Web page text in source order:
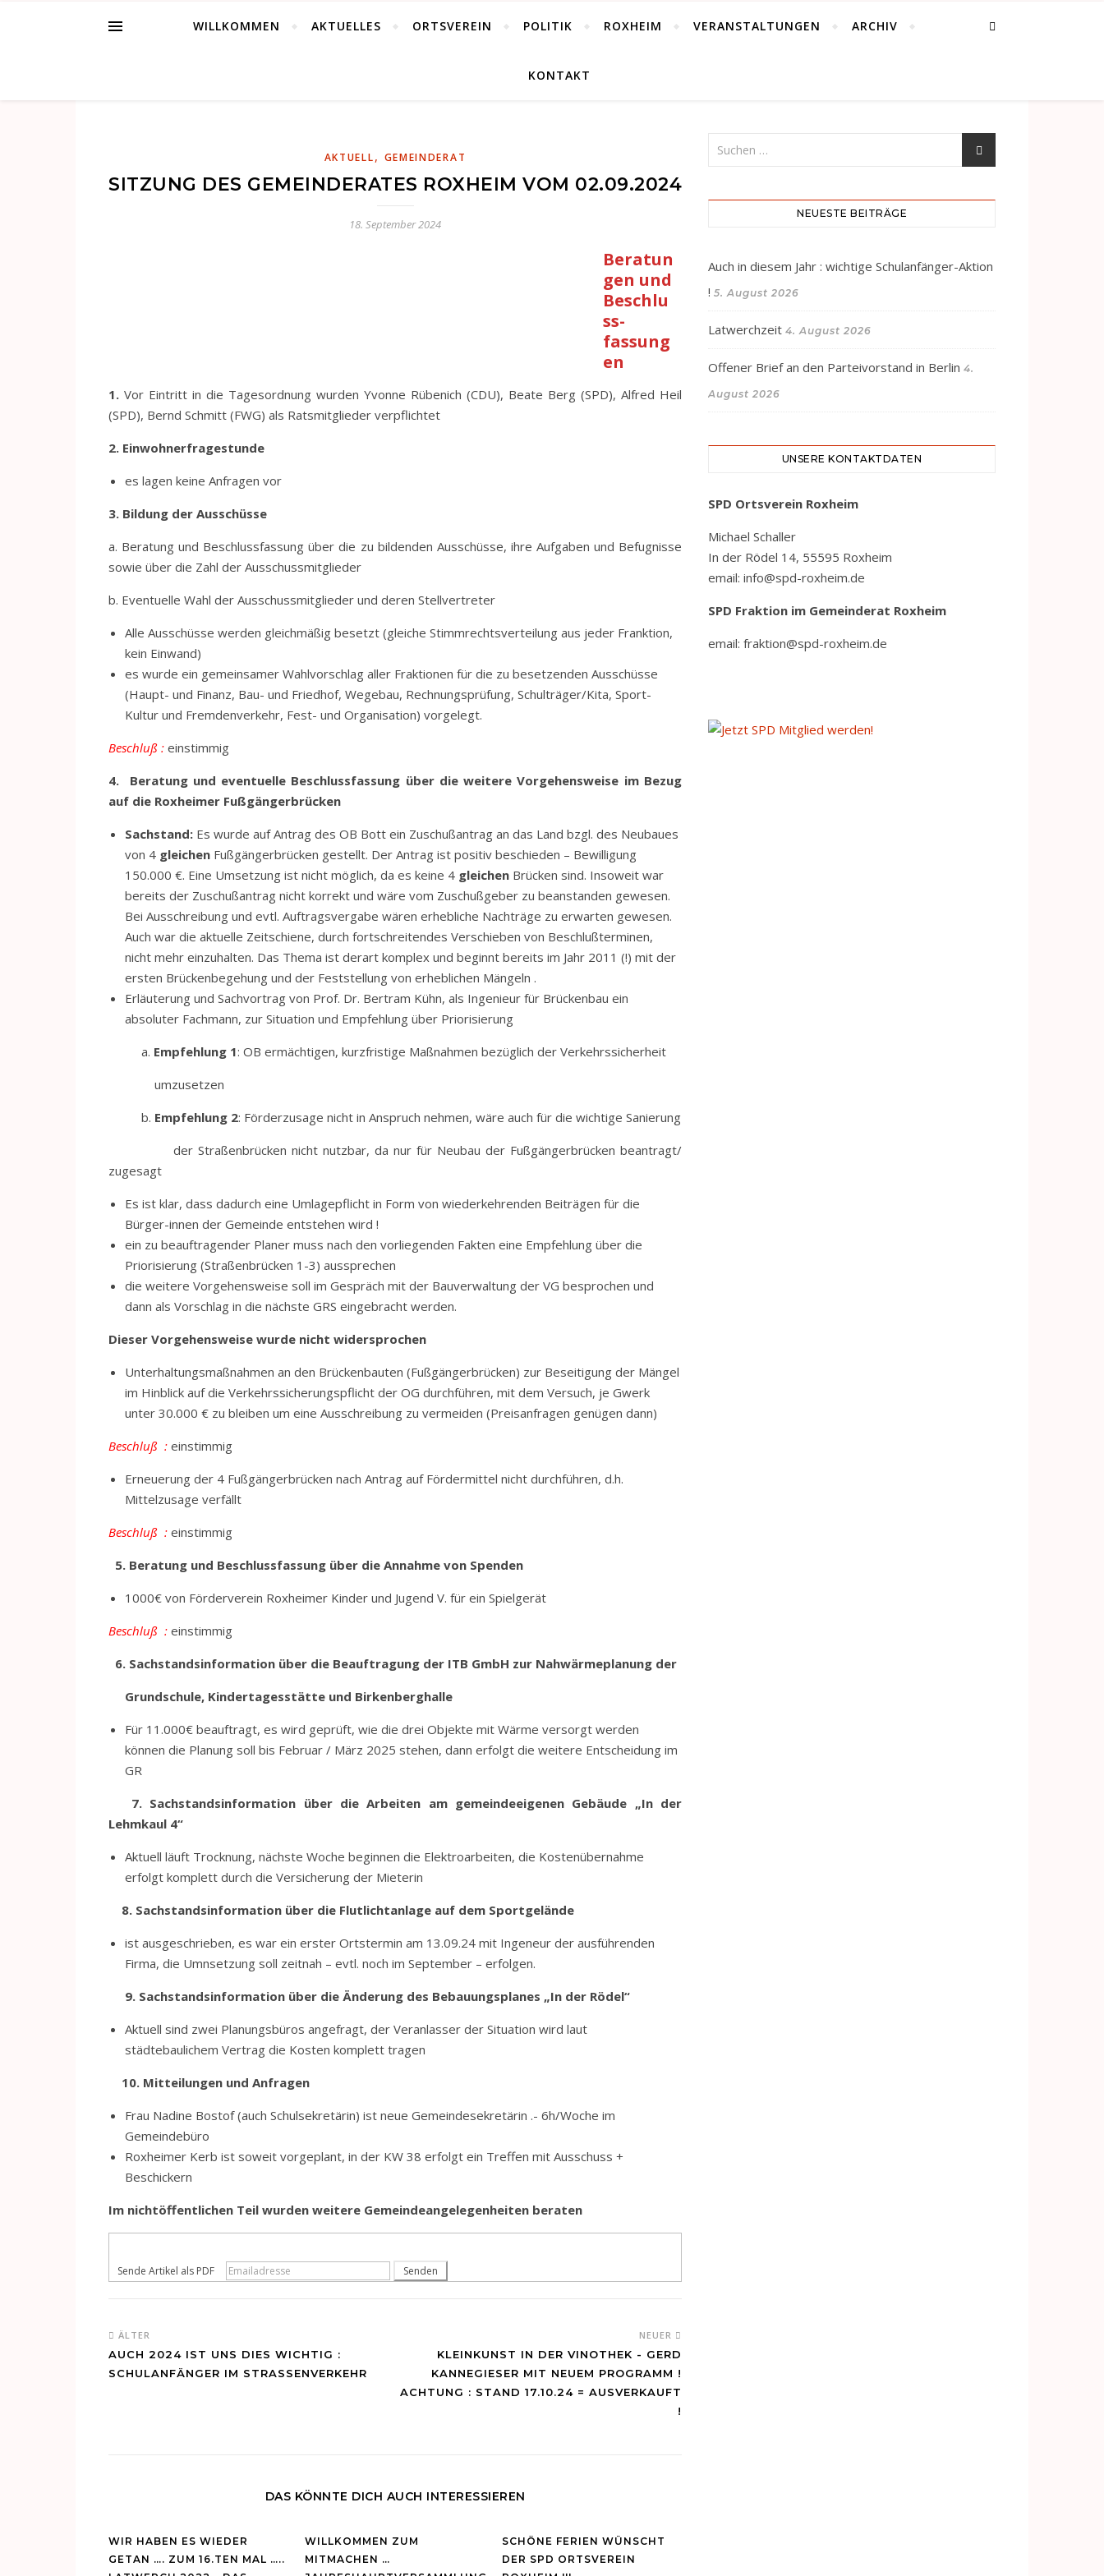
WILLKOMMEN AKTUELLES ORTSVEREIN POLITIK ROXHEIM VERANSTALTUNGEN ARCHIV
KONTAKT
AKTUELL, GEMEINDERAT
SITZUNG DES GEMEINDERATES ROXHEIM VOM 02.09.2024
18. September 2024
Beratun
gen und
Beschlu
ss-
fassung
en
1. Vor Eintritt in die Tagesordnung wurden Yvonne Rübenich (CDU), Beate Berg (SPD), Alfred Heil
(SPD), Bernd Schmitt (FWG) als Ratsmitglieder verpflichtet
2. Einwohnerfragestunde
es lagen keine Anfragen vor
3. Bildung der Ausschüsse
a. Beratung und Beschlussfassung über die zu bildenden Ausschüsse, ihre Aufgaben und Befugnisse
sowie über die Zahl der Ausschussmitglieder
b. Eventuelle Wahl der Ausschussmitglieder und deren Stellvertreter
Alle Ausschüsse werden gleichmäßig besetzt (gleiche Stimmrechtsverteilung aus jeder Franktion,
kein Einwand)
es wurde ein gemeinsamer Wahlvorschlag aller Fraktionen für die zu besetzenden Ausschüsse
(Haupt- und Finanz, Bau- und Friedhof, Wegebau, Rechnungsprüfung, Schulträger/Kita, Sport-
Kultur und Fremdenverkehr, Fest- und Organisation) vorgelegt.
Beschluß : einstimmig
4.
Beratung und eventuelle Beschlussfassung über die weitere Vorgehensweise im Bezug
auf die Roxheimer Fußgängerbrücken
Sachstand: Es wurde auf Antrag des OB Bott ein Zuschußantrag an das Land bzgl. des Neubaues
von 4 gleichen Fußgängerbrücken gestellt. Der Antrag ist positiv beschieden – Bewilligung
150.000 €. Eine Umsetzung ist nicht möglich, da es keine 4 gleichen Brücken sind. Insoweit war
bereits der Zuschußantrag nicht korrekt und wäre vom Zuschußgeber zu beanstanden gewesen.
Bei Ausschreibung und evtl. Auftragsvergabe wären erhebliche Nachträge zu erwarten gewesen.
Auch war die aktuelle Zeitschiene, durch fortschreitendes Verschieben von Beschlußterminen,
nicht mehr einzuhalten. Das Thema ist derart komplex und beginnt bereits im Jahr 2011 (!) mit der
ersten Brückenbegehung und der Feststellung von erheblichen Mängeln .
Erläuterung und Sachvortrag von Prof. Dr. Bertram Kühn, als Ingenieur für Brückenbau ein
absoluter Fachmann, zur Situation und Empfehlung über Priorisierung
a. Empfehlung 1: OB ermächtigen, kurzfristige Maßnahmen bezüglich der Verkehrssicherheit
umzusetzen
b. Empfehlung 2: Förderzusage nicht in Anspruch nehmen, wäre auch für die wichtige Sanierung
der Straßenbrücken nicht nutzbar, da nur für Neubau der Fußgängerbrücken beantragt/
zugesagt
Es ist klar, dass dadurch eine Umlagepflicht in Form von wiederkehrenden Beiträgen für die
Bürger-innen der Gemeinde entstehen wird !
ein zu beauftragender Planer muss nach den vorliegenden Fakten eine Empfehlung über die
Priorisierung (Straßenbrücken 1-3) aussprechen
die weitere Vorgehensweise soll im Gespräch mit der Bauverwaltung der VG besprochen und
dann als Vorschlag in die nächste GRS eingebracht werden.
Dieser Vorgehensweise wurde nicht widersprochen
Unterhaltungsmaßnahmen an den Brückenbauten (Fußgängerbrücken) zur Beseitigung der Mängel
im Hinblick auf die Verkehrssicherungspflicht der OG durchführen, mit dem Versuch, je Gwerk
unter 30.000 € zu bleiben um eine Ausschreibung zu vermeiden (Preisanfragen genügen dann)
Beschluß : einstimmig
Erneuerung der 4 Fußgängerbrücken nach Antrag auf Fördermittel nicht durchführen, d.h.
Mittelzusage verfällt
Beschluß : einstimmig
5. Beratung und Beschlussfassung über die Annahme von Spenden
1000€ von Förderverein Roxheimer Kinder und Jugend V. für ein Spielgerät
Beschluß : einstimmig
6. Sachstandsinformation über die Beauftragung der ITB GmbH zur Nahwärmeplanung der
Grundschule, Kindertagesstätte und Birkenberghalle
Für 11.000€ beauftragt, es wird geprüft, wie die drei Objekte mit Wärme versorgt werden
können die Planung soll bis Februar / März 2025 stehen, dann erfolgt die weitere Entscheidung im
GR
7. Sachstandsinformation über die Arbeiten am gemeindeeigenen Gebäude „In der
Lehmkaul 4“
Aktuell läuft Trocknung, nächste Woche beginnen die Elektroarbeiten, die Kostenübernahme
erfolgt komplett durch die Versicherung der Mieterin
8. Sachstandsinformation über die Flutlichtanlage auf dem Sportgelände
ist ausgeschrieben, es war ein erster Ortstermin am 13.09.24 mit Ingeneur der ausführenden
Firma, die Umnsetzung soll zeitnah – evtl. noch im September – erfolgen.
9. Sachstandsinformation über die Änderung des Bebauungsplanes „In der Rödel“
Aktuell sind zwei Planungsbüros angefragt, der Veranlasser der Situation wird laut
städtebaulichem Vertrag die Kosten komplett tragen
10. Mitteilungen und Anfragen
Frau Nadine Bostof (auch Schulsekretärin) ist neue Gemeindesekretärin .- 6h/Woche im
Gemeindebüro
Roxheimer Kerb ist soweit vorgeplant, in der KW 38 erfolgt ein Treffen mit Ausschuss +
Beschickern
Im nichtöffentlichen Teil wurden weitere Gemeindeangelegenheiten beraten
Sende Artikel als PDF
ÄLTER
AUCH 2024 IST UNS DIES WICHTIG :
SCHULANFÄNGER IM STRASSENVERKEHR
NEUER
KLEINKUNST IN DER VINOTHEK - GERD
KANNEGIESER MIT NEUEM PROGRAMM !
ACHTUNG : STAND 17.10.24 = AUSVERKAUFT
!
DAS KÖNNTE DICH AUCH INTERESSIEREN
WIR HABEN ES WIEDER
GETAN …. ZUM 16.TEN MAL …..
WILLKOMMEN ZUM
MITMACHEN …
SCHÖNE FERIEN WÜNSCHT
DER SPD ORTSVEREIN
NEUESTE BEITRÄGE
Auch in diesem Jahr : wichtige Schulanfänger-Aktion
! 5. August 2026
Latwerchzeit 4. August 2026
Offener Brief an den Parteivorstand in Berlin 4.
August 2026
UNSERE KONTAKTDATEN
SPD Ortsverein Roxheim
Michael Schaller
In der Rödel 14, 55595 Roxheim
email: info@spd-roxheim.de
SPD Fraktion im Gemeinderat Roxheim
email: fraktion@spd-roxheim.de